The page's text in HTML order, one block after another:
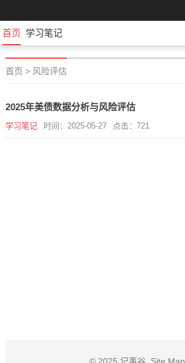
首页 学习笔记
首页 > 风险评估
2025年美债数据分析与风险评估
学习笔记 时间：2025-05-27 点击：721